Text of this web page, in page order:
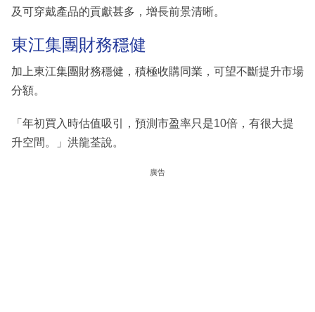
及可穿戴產品的貢獻甚多，增長前景清晰。
東江集團財務穩健
加上東江集團財務穩健，積極收購同業，可望不斷提升市場
分額。
「年初買入時估值吸引，預測市盈率只是10倍，有很大提
升空間。」洪龍荃說。
廣告